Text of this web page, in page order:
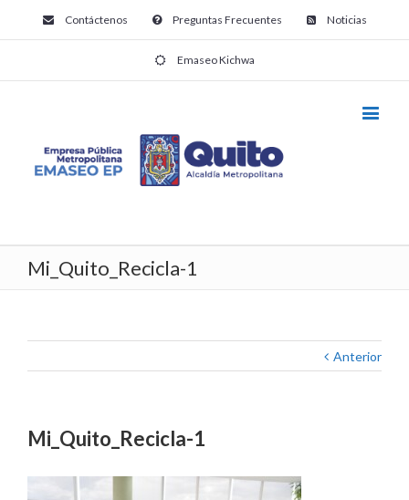
Contáctenos Preguntas Frecuentes Noticias
Emaseo Kichwa
Mi_Quito_Recicla-1
Anterior
Mi_Quito_Recicla-1